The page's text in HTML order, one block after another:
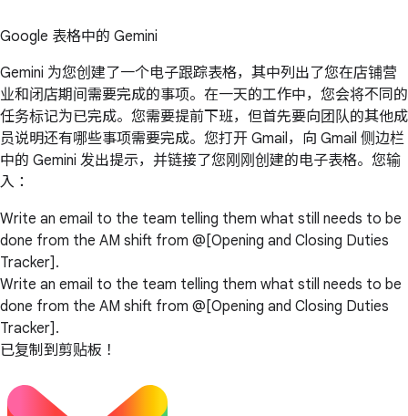
Google 表格中的 Gemini
Gemini 为您创建了一个电子跟踪表格，其中列出了您在店铺营
业和闭店期间需要完成的事项。在一天的工作中，您会将不同的
任务标记为已完成。您需要提前下班，但首先要向团队的其他成
员说明还有哪些事项需要完成。您打开 Gmail，向 Gmail 侧边栏
中的 Gemini 发出提示，并链接了您刚刚创建的电子表格。您输
入：
Write an email to the team telling them what still needs to be
done from the AM shift from @[Opening and Closing Duties
Tracker].
Write an email to the team telling them what still needs to be
done from the AM shift from @[Opening and Closing Duties
Tracker].
已复制到剪贴板！